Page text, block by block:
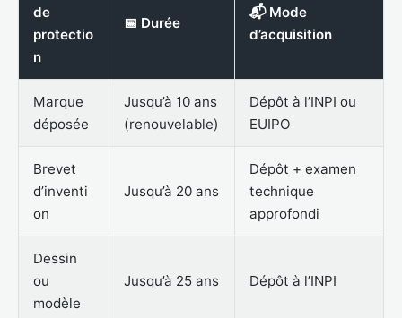
de
protectio
n
📅 Durée
📬 Mode
d’acquisition
Marque
déposée
Jusqu’à 10 ans
(renouvelable)
Dépôt à l’INPI ou
EUIPO
Brevet
d’inventi
on
Jusqu’à 20 ans
Dépôt + examen
technique
approfondi
Dessin
ou
modèle
Jusqu’à 25 ans Dépôt à l’INPI